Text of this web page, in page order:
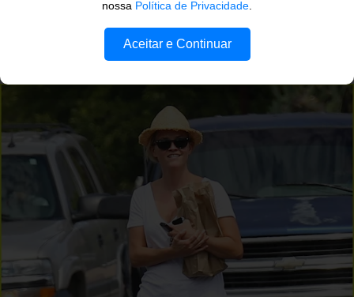
nossa Política de Privacidade
Aceitar e Continuar